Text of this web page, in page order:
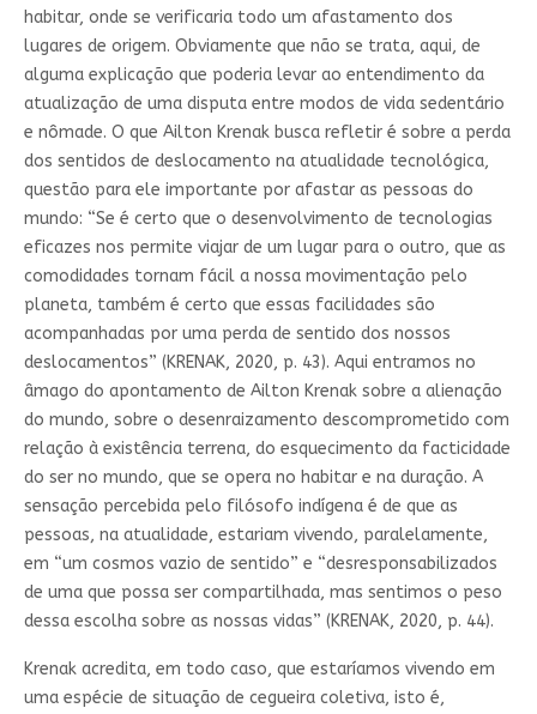
habitar, onde se verificaria todo um afastamento dos
lugares de origem. Obviamente que não se trata, aqui, de
alguma explicação que poderia levar ao entendimento da
atualização de uma disputa entre modos de vida sedentário
e nômade. O que Ailton Krenak busca refletir é sobre a perda
dos sentidos de deslocamento na atualidade tecnológica,
questão para ele importante por afastar as pessoas do
mundo: “Se é certo que o desenvolvimento de tecnologias
eficazes nos permite viajar de um lugar para o outro, que as
comodidades tornam fácil a nossa movimentação pelo
planeta, também é certo que essas facilidades são
acompanhadas por uma perda de sentido dos nossos
deslocamentos” (KRENAK, 2020, p. 43). Aqui entramos no
âmago do apontamento de Ailton Krenak sobre a alienação
do mundo, sobre o desenraizamento descomprometido com
relação à existência terrena, do esquecimento da facticidade
do ser no mundo, que se opera no habitar e na duração. A
sensação percebida pelo filósofo indígena é de que as
pessoas, na atualidade, estariam vivendo, paralelamente,
em “um cosmos vazio de sentido” e “desresponsabilizados
de uma que possa ser compartilhada, mas sentimos o peso
dessa escolha sobre as nossas vidas” (KRENAK, 2020, p. 44).
Krenak acredita, em todo caso, que estaríamos vivendo em
uma espécie de situação de cegueira coletiva, isto é,